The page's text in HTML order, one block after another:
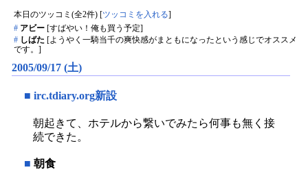
本日のツッコミ(全2件) [ ツッコミを入れる
# アビー [すばやい！俺も買う予定]
# しばた [ようやく一騎当千の爽快感がまともになったという感じでオススメ
です。]
2005/09/17 (土)
■ irc.tdiary.org新設
朝起きて、ホテルから繋いでみたら何事も無く接
続できた。
■ 朝食